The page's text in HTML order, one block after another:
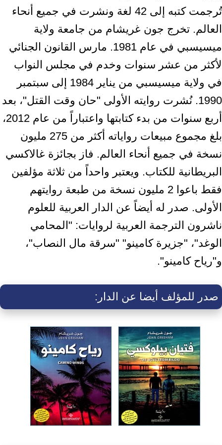
تُرجمت كتبه إلى 42 لغة ونشرت في جميع أنحاء
العالم. تخرج جون غريشام من جامعة ولاية
ميسيسبي في عام 1981. مارس القانون الجنائي
لأكثر من عشر سنوات وخدم في مجلس النواب
في ولاية ميسيسبي من يناير 1984 إلى سبتمبر
1990. نُشرت روايته الأولى "حان وقت القتل"، بعد
أربع سنوات من بدء كتابتها واعتباراً من عام 2012،
بلغ مجموع مبيعات رواياته أكثر من 275 مليون
نسخة في جميع أنحاء العالم. فاز بجائزة غالاكسي
البريطانية للكتاب. ويعتبر واحداً من ثلاثة مؤلفين
فقط باعوا 2 مليون نسخة من طبعة روايتهم
الأولى. صدر له أيضاً عن الدار العربية للعلوم
ناشرون الترجمة العربية لروايات: "المحامي
الوغد"، "جزيرة كامينو" "سرقة مال النصاب"،
و"رياح كامينو".
صدر للمؤلف أيضا عن الدار: